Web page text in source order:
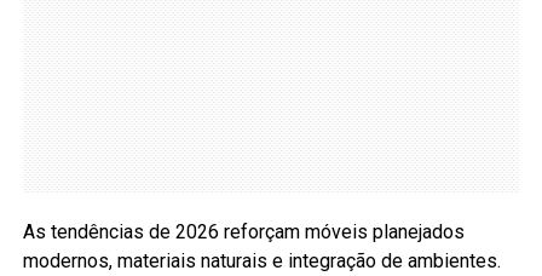
As tendências de 2026 reforçam móveis planejados
modernos, materiais naturais e integração de ambientes.